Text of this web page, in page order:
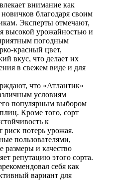
внимание как
благодаря своим
Эксперты отмечают,
высокой урожайностью и
погодным
красный цвет,
вкус, что делает их
в свежем виде и для
что «Атлантик»
условиям
популярным выбором
Кроме того, сорт
к
риск потерь урожая.
пользователями,
размеры и качество
репутацию этого сорта.
себя как
вариант для